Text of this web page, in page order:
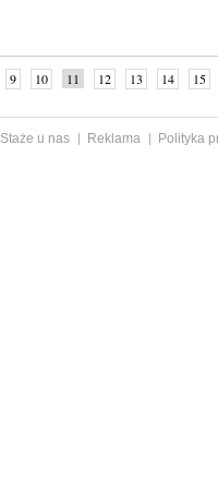
9 10 11 12 13 14 15
Staże u nas Reklama
Polityka